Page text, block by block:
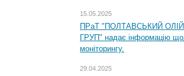
15.05.2025
ПРаТ "ПОЛТАВСЬКИЙ
ГРУП" надає інформацію
моніторингу.
29.04.2025